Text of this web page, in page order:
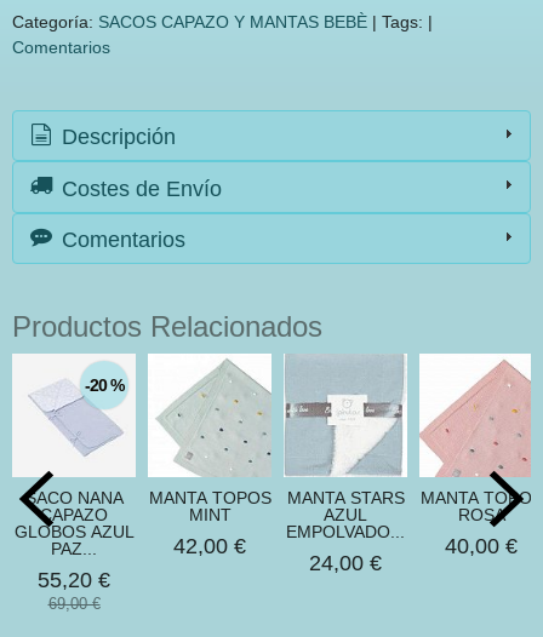
Categoría: SACOS CAPAZO Y MANTAS BEBÈ | Tags: |
Comentarios
Descripción
Costes de Envío
Comentarios
Productos Relacionados
-20 %
SACO NANA
CAPAZO
GLOBOS AZUL
PAZ...
55,20 €
69,00 €
MANTA TOPOS
MINT
42,00 €
MANTA STARS
AZUL
EMPOLVADO...
24,00 €
MANTA TOPOS
ROSA
40,00 €